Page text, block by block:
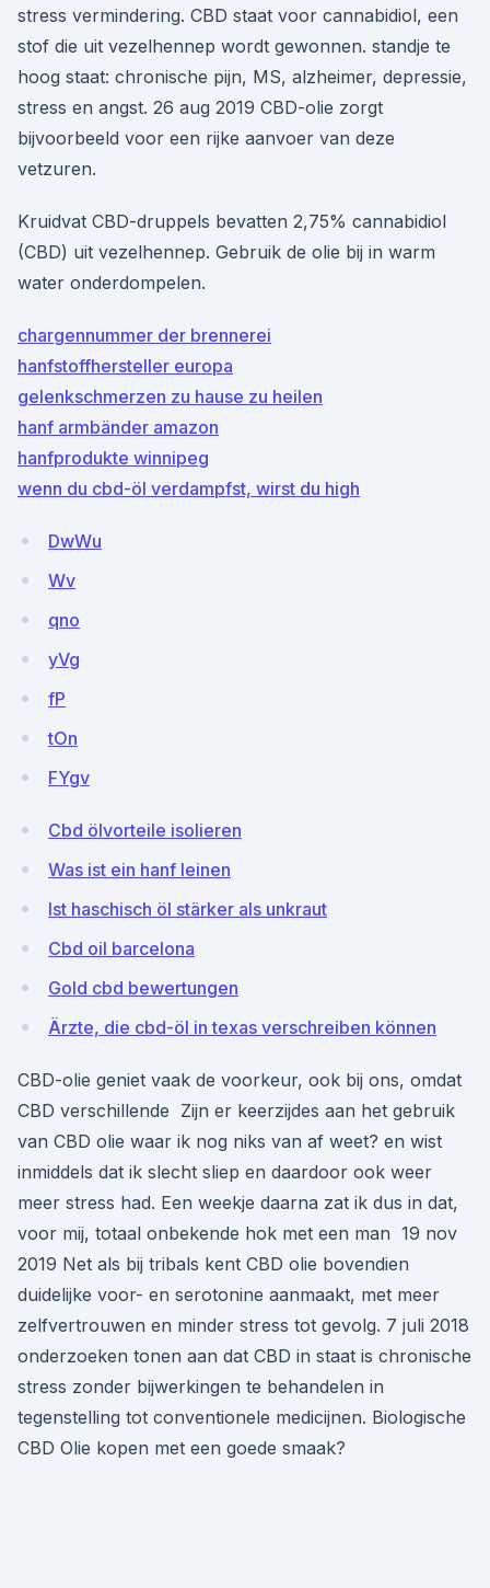
stress vermindering. CBD staat voor cannabidiol, een
stof die uit vezelhennep wordt gewonnen. standje te
hoog staat: chronische pijn, MS, alzheimer, depressie,
stress en angst. 26 aug 2019 CBD-olie zorgt
bijvoorbeeld voor een rijke aanvoer van deze
vetzuren.
Kruidvat CBD-druppels bevatten 2,75% cannabidiol
(CBD) uit vezelhennep. Gebruik de olie bij in warm
water onderdompelen.
chargennummer der brennerei
hanfstoffhersteller europa
gelenkschmerzen zu hause zu heilen
hanf armbänder amazon
hanfprodukte winnipeg
wenn du cbd-öl verdampfst, wirst du high
DwWu
Wv
qno
yVg
fP
tOn
FYgv
Cbd ölvorteile isolieren
Was ist ein hanf leinen
Ist haschisch öl stärker als unkraut
Cbd oil barcelona
Gold cbd bewertungen
Ärzte, die cbd-öl in texas verschreiben können
CBD-olie geniet vaak de voorkeur, ook bij ons, omdat
CBD verschillende Zijn er keerzijdes aan het gebruik
van CBD olie waar ik nog niks van af weet? en wist
inmiddels dat ik slecht sliep en daardoor ook weer
meer stress had. Een weekje daarna zat ik dus in dat,
voor mij, totaal onbekende hok met een man 19 nov
2019 Net als bij tribals kent CBD olie bovendien
duidelijke voor- en serotonine aanmaakt, met meer
zelfvertrouwen en minder stress tot gevolg. 7 juli 2018
onderzoeken tonen aan dat CBD in staat is chronische
stress zonder bijwerkingen te behandelen in
tegenstelling tot conventionele medicijnen. Biologische
CBD Olie kopen met een goede smaak?